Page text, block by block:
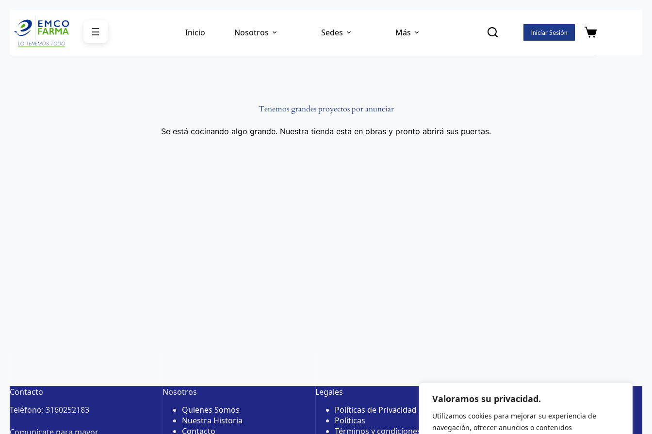
Valoramos su privacidad.
Utilizamos cookies para mejorar su experiencia de
navegación, ofrecer anuncios o contenidos
contenido
☰ Inicio Nosotros Sedes Más Iniciar Sesión
Carro
Tenemos grandes proyectos por anunciar
Se está cocinando algo grande. Nuestra tienda está en obras y pronto abrirá sus puertas.
Contacto
Teléfono: 3160252183
Nosotros
Quienes Somos
Nuestra Historia
Contacto
Legales
Políticas de Privacidad
Políticas
Términos y condiciones